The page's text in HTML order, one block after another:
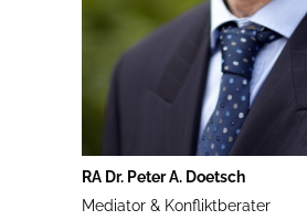
RA Dr. Peter A. Doetsch
Mediator & Konfliktberater